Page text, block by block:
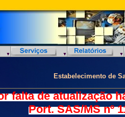
Estabelecimento de
falta de atualização
Port. SAS/MS nº